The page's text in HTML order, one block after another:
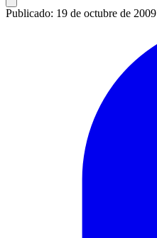
Publicado: 19 de octubre de 2009